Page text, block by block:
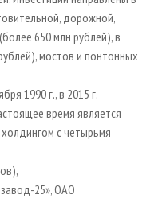
дорожной,
650 млн рублей), в
мостов и понтонных
1990 г., в 2015 г.
время является
с четырьмя
25», ОАО